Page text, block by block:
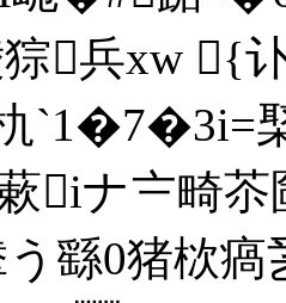
猔兵xw
`1�7�3i=
iナ〧
繇0猪栨